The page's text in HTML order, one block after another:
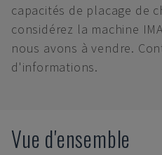
capacités de placage de
considérez la machine
nous avons à vendre.
d'informations.
Vue d'ensemble